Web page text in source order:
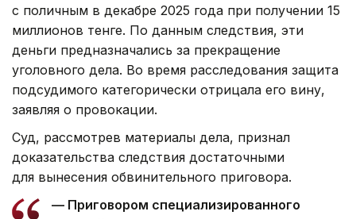
с поличным в декабре 2025 года при получении 15
миллионов тенге. По данным следствия, эти
деньги предназначались за прекращение
уголовного дела. Во время расследования защита
подсудимого категорически отрицала его вину,
заявляя о провокации.
Суд, рассмотрев материалы дела, признал
доказательства следствия достаточными
для вынесения обвинительного приговора.
— Приговором специализированного